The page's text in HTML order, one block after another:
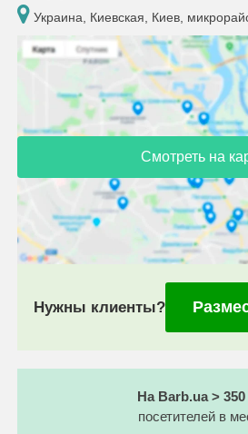
Украина, Киевская, Киев,
Смотреть на
Нужны клиенты?
На Barb.ua > 350
посетителей в